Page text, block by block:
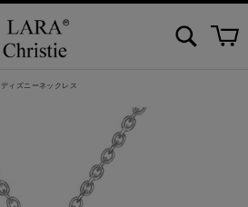
ディズニーネックレス